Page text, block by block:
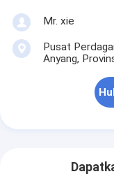
Mr. xie
Pusat
Anyang,